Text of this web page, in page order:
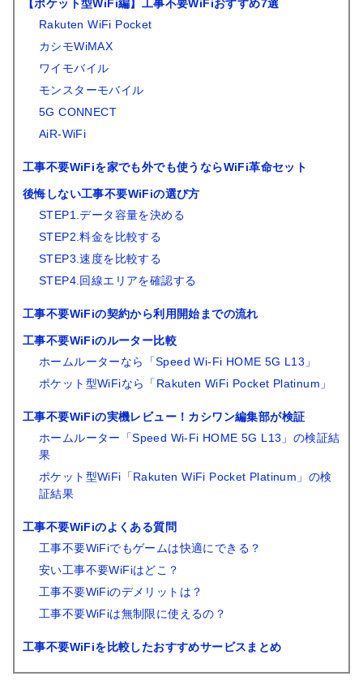
【ポケット型WiFi編】工事不要WiFiおすすめ7選
Rakuten WiFi Pocket
カシモWiMAX
ワイモバイル
モンスターモバイル
5G CONNECT
AiR-WiFi
工事不要WiFiを家でも外でも使うならWiFi革命セット
後悔しない工事不要WiFiの選び方
STEP1.データ容量を決める
STEP2.料金を比較する
STEP3.速度を比較する
STEP4.回線エリアを確認する
工事不要WiFiの契約から利用開始までの流れ
工事不要WiFiのルーター比較
ホームルーターなら「Speed Wi-Fi HOME 5G L13」
ポケット型WiFiなら「Rakuten WiFi Pocket Platinum」
工事不要WiFiの実機レビュー！カシワン編集部が検証
ホームルーター「Speed Wi-Fi HOME 5G L13」の検証結
果
ポケット型WiFi「Rakuten WiFi Pocket Platinum」の検
証結果
工事不要WiFiのよくある質問
工事不要WiFiでもゲームは快適にできる？
安い工事不要WiFiはどこ？
工事不要WiFiのデメリットは？
工事不要WiFiは無制限に使えるの？
工事不要WiFiを比較したおすすめサービスまとめ